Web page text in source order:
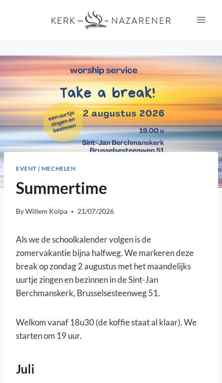
EVENT | MECHELEN
Summertime
ByWillem Kolpa 21/07/2026
Als we de schoolkalender volgen is de
zomervakantie bijna halfweg. We markeren deze
break op zondag 2 augustus met het maandelijks
uurtje zingen en bezinnen in de Sint-Jan
Berchmanskerk, Brusselsesteenweg 51.
Welkom vanaf 18u30 (de koffie staat al klaar). We
starten om 19 uur.
Juli